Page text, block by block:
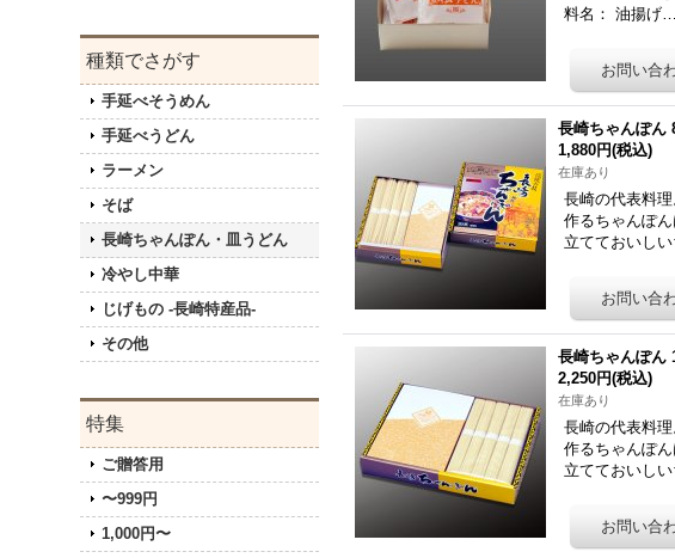
種類でさがす
手延べそうめん
手延べうどん
ラーメン
そば
長崎ちゃんぽん・皿うどん
冷やし中華
じげもの -長崎特産品-
その他
特集
ご贈答用
〜999円
1,000円〜
料名： 油揚げ…
長崎ちゃんぽん
1,880円(税込)
在庫あり
長崎の代表料
作るちゃんぽ
立てておいし
長崎ちゃんぽん
2,250円(税込)
在庫あり
長崎の代表料
作るちゃんぽ
立てておいし